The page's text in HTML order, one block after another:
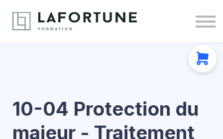
À propos
10-04 Protection du
majeur - Traitement